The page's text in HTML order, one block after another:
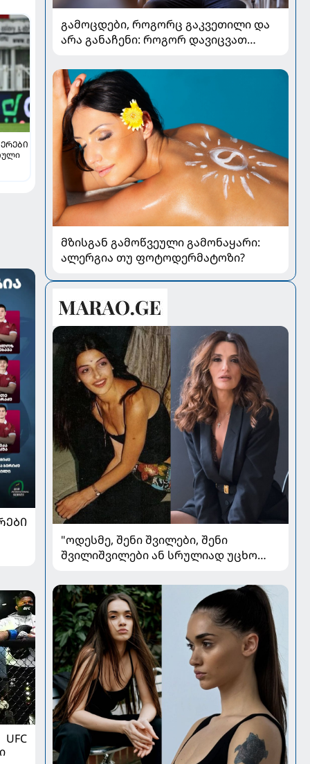
UFC
გამოცდები, როგორც გაკვეთილი და
არა განაჩენი: როგორ დავიცვათ
მომავალი
მზისგან გამოწვეული გამონაყარი:
ალერგია თუ ფოტოდერმატოზი?
"ოდესმე, შენი შვილები, შენი
შვილიშვილები ან სრულიად უცხო
პორტრეტს...." - რას წერს მარი ნაკანი
კრისტი ყიფშიძეზე